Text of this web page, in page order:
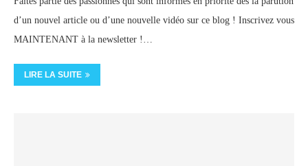
d’un nouvel article ou d’une nouvelle vidéo sur ce blog ! Inscrivez vous
MAINTENANT à la newsletter !…
LIRE LA SUITE